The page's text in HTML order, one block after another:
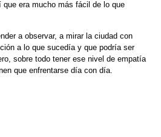
era mucho más fácil de lo que
a observar, a mirar la ciudad con
a lo que sucedía y que podría ser
sobre todo tener ese nivel de empatía
que enfrentarse día con día.